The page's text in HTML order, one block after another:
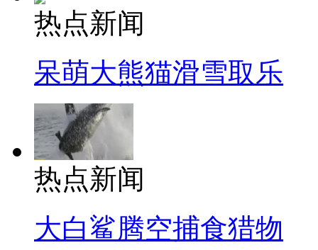
热点新闻
呆萌大熊猫滑雪取乐
热点新闻
大白鲨腾空捕食猎物